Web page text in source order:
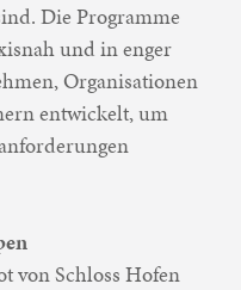
Die Programme
und in enger
Organisationen
entwickelt, um
von Schloss Hofen